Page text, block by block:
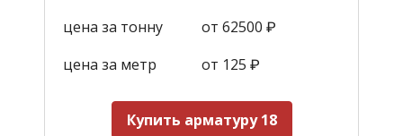
цена за тонну
от 62500 ₽
цена за метр
от 125 ₽
Купить арматуру 18